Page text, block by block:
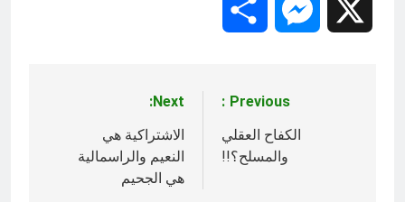
Messenger
المقالات
Previous:
الكفاح العقلي
والمسلح؟!!
Next:
الاشتراكية هي
النعيم والراسمالية
هي الجحيم